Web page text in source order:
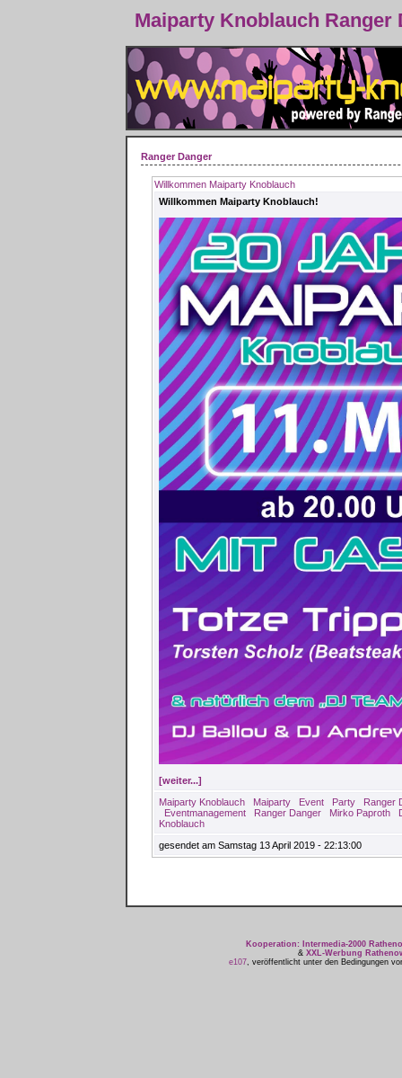
Maiparty Knoblauch Ranger
Ranger Danger
Willkommen Maiparty Knoblauch
Willkommen Maiparty Knoblauch!
[weiter...]
Maiparty Knoblauch Maiparty Event Party
Ranger
Eventmanagement
Ranger Danger Mirko Paproth
Knoblauch
gesendet am Samstag 13 April 2019 - 22:13:00
Kooperation: Intermedia-2000
& XXL-Werbung
e107, veröffentlicht unter den Bedingungen